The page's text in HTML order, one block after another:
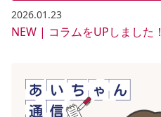
2026.01.23
NEW | コラムをUPしました！